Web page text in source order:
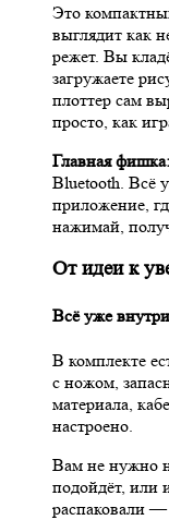
Это
выглядит как
режет. Вы
загружаете
плоттер сам
просто, как
Главная фишка:
Bluetooth. Всё
приложение,
нажимай,
От идеи к
Всё уже
В комплекте
с ножом,
материала,
настроено.
Вам не нужно
подойдёт, или
распаковали —